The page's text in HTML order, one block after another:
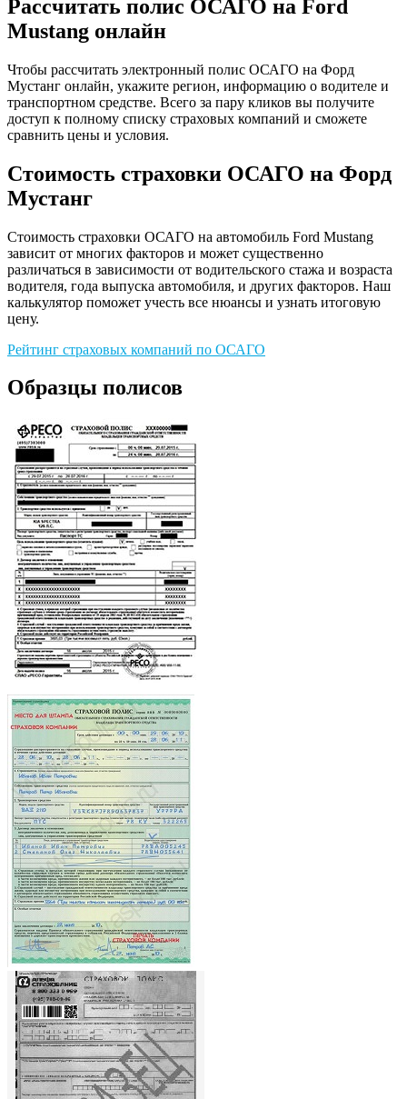
Рассчитать полис ОСАГО на Ford
Mustang онлайн
Чтобы рассчитать электронный полис ОСАГО на Форд
Мустанг онлайн, укажите регион, информацию о водителе и
транспортном средстве. Всего за пару кликов вы получите
доступ к полному списку страховых компаний и сможете
сравнить цены и условия.
Стоимость страховки ОСАГО на Форд
Мустанг
Стоимость страховки ОСАГО на автомобиль Ford Mustang
зависит от многих факторов и может существенно
различаться в зависимости от водительского стажа и возраста
водителя, года выпуска автомобиля, и других факторов. Наш
калькулятор поможет учесть все нюансы и узнать итоговую
цену.
Рейтинг страховых компаний по ОСАГО
Образцы полисов